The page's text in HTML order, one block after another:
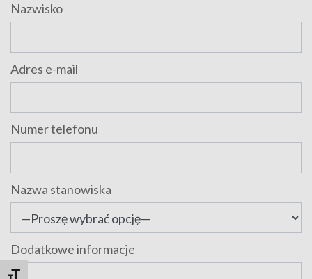
Nazwisko
Adres e-mail
Numer telefonu
Nazwa stanowiska
Dodatkowe informacje
Comment